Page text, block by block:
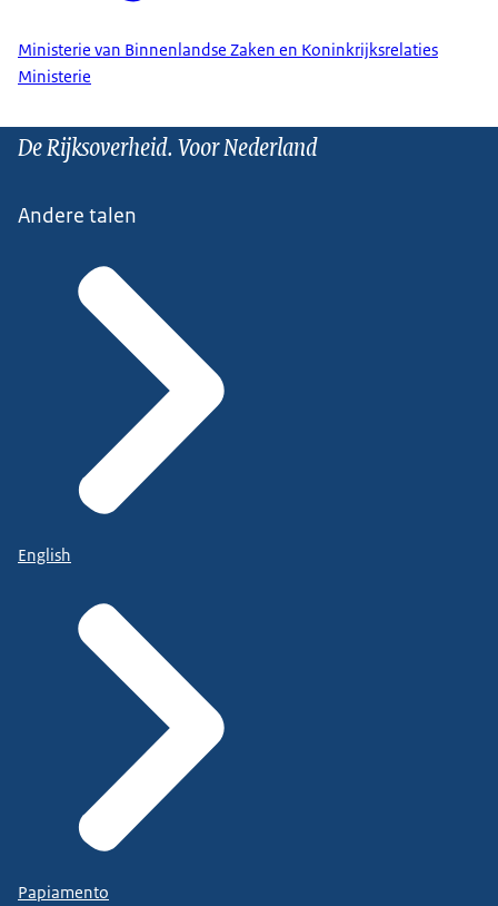
Ministerie van Binnenlandse Zaken en Koninkrijksrelaties
Ministerie
De Rijksoverheid. Voor Nederland
Andere talen
English
Papiamento